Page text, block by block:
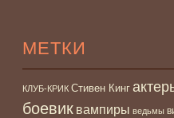
МЕТКИ
КЛУБ-КРИК Стивен Кинг
боевик вампиры ведьмы